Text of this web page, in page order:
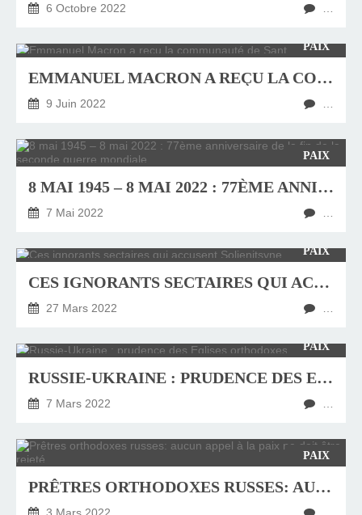
6 Octobre 2022
PAIX
EMMANUEL MACRON A REÇU LA COMMUNAUTÉ DE SANT’EGIDIO
9 Juin 2022
PAIX
8 MAI 1945 – 8 MAI 2022 : 77ÈME ANNIVERSAIRE DE LA FIN DE LA SECONDE GUERRE MONDIALE
7 Mai 2022
PAIX
CES IGNORANTS SECTAIRES QUI ACCUSENT SOLJENITSYNE
27 Mars 2022
PAIX
RUSSIE-UKRAINE : PRUDENCE DES EGLISES ORTHODOXES
7 Mars 2022
PAIX
PRÊTRES ORTHODOXES RUSSES: AUCUN APPEL À LA PAIX NE DOIT ÊTRE REJETÉ
3 Mars 2022